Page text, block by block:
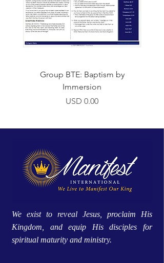
Group BTE: Baptism by
Immersion
Precio
USD 0.00
We exist to reveal Jesus, proclaim His
Kingdom, and equip His disciples for
spiritual maturity and ministry.